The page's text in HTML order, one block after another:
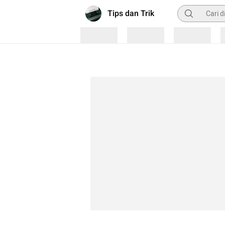
Tips dan Trik Pencarian